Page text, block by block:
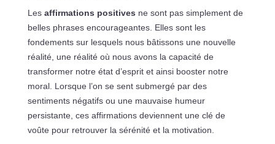
Les affirmations positives ne sont pas simplement de
belles phrases encourageantes. Elles sont les
fondements sur lesquels nous bâtissons une nouvelle
réalité, une réalité où nous avons la capacité de
transformer notre état d’esprit et ainsi booster notre
moral. Lorsque l’on se sent submergé par des
sentiments négatifs ou une mauvaise humeur
persistante, ces affirmations deviennent une clé de
voûte pour retrouver la sérénité et la motivation.